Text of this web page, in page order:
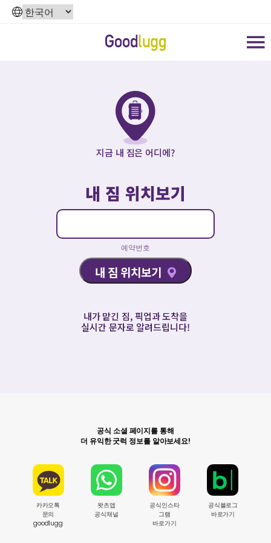
지금 내 짐은 어디에?
내 짐 위치보기
예약번호
내 짐 위치보기
내가 맡긴 짐, 픽업과 도착을
실시간 문자로 알려드립니다!
공식 소셜 페이지를 통해
더 유익한 굿럭 정보를 알아보세요!
카카오톡
문의
goodlugg
왓츠앱
공식채널
공식인스타
그램
바로가기
공식블로그
바로가기